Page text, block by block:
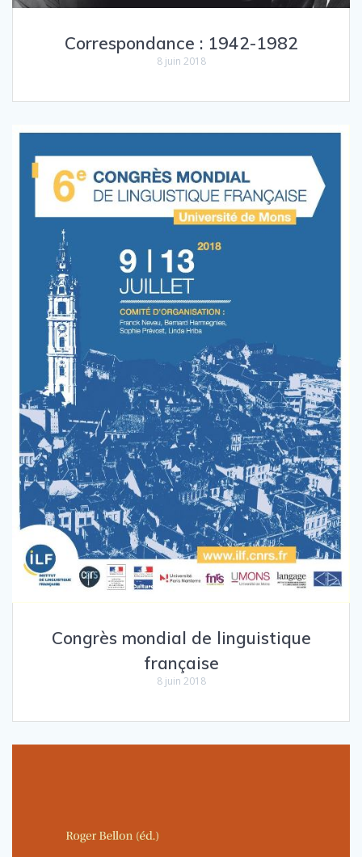
Correspondance : 1942-1982
8 juin 2018
Congrès mondial de linguistique
française
8 juin 2018